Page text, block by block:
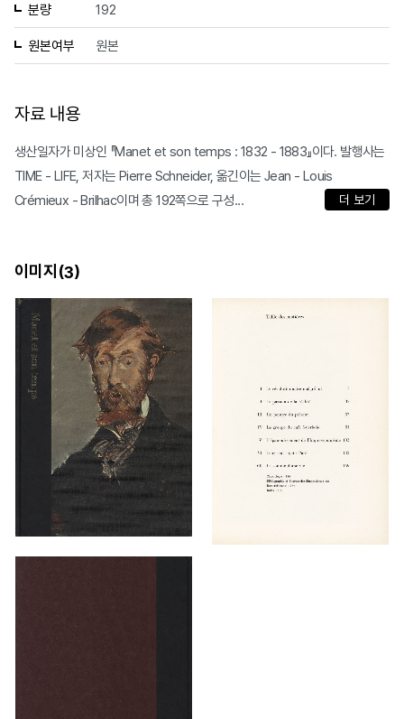
분량 192
원본여부 원본
자료 내용
생산일자가 미상인 『Manet et son temps : 1832 - 1883』이다. 발행사는
TIME - LIFE, 저자는 Pierre Schneider, 옮긴이는 Jean - Louis
Crémieux - Brilhac이며 총 192쪽으로 구성...
더 보기
이미지(3)